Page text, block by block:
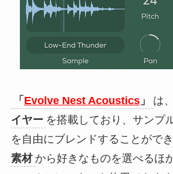
「 Evolve Nest Acoustics」 は、
イヤー を搭載しており、サンプ
を自由にブレンドすることができ
素材 から好きなものを選べるほ